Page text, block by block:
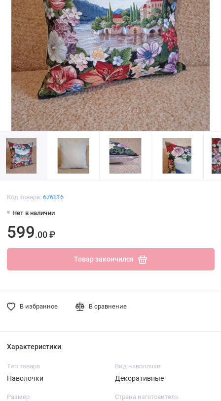
Код товара: 676816
Нет в наличии
599.00 ₽
Товар закончился
В избранное В сравнение
Характеристики
Тип товара
Наволочки
Вид наволочки
Декоративные
Размер Страна изготовитель